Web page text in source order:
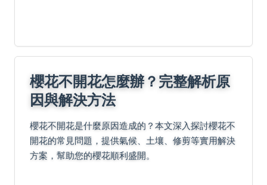
櫻花不開花怎麼辦？完整解析原
因與解決方法
櫻花不開花是什麼原因造成的？本文深入探討櫻花不
開花的常見問題，提供氣候、土壤、修剪等實用解決
方案，幫助您的櫻花順利盛開。